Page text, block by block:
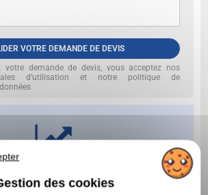
VOTRE DEMANDE DE DEVIS
votre demande de devis, vous acceptez nos
d’utilisation et notre politique de
des cookies